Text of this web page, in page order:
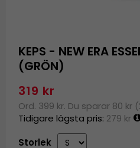
KEPS - NEW ERA
(GRÖN)
319 kr
Ord. 399 kr. Du sparar 80 kr
Tidigare lägsta pris: 279 kr
Storlek